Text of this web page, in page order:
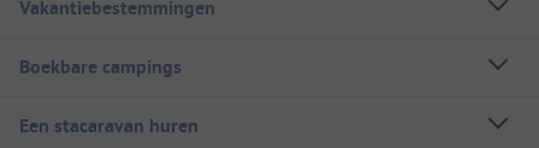
Vakantiebestemmingen
Boekbare campings
Een stacaravan huren